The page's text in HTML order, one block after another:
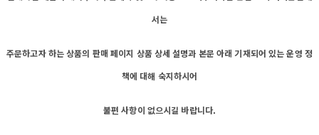
서는
주문하고자 하는 상품의 판매 페이지 상품 상세 설명과 본문 아래 기재되어 있는 운영 정
책에 대해 숙지하시어
불편 사항이 없으시길 바랍니다.